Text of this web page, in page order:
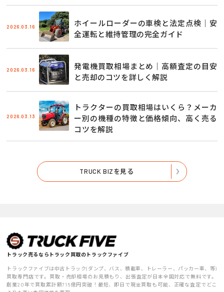
2026.03.16
ホイールローダーの車検と法定点検｜安
全運転と維持管理の完全ガイド
2026.03.16
発電機買取相場まとめ｜高額査定の目安
と売却のコツを詳しく解説
2026.03.13
トラクターの買取相場はいくら？メーカ
ー別の機種の特徴と価格傾向、高く売る
コツを解説
TRUCK BIZを見る
トラック売るならトラック買取のトラックファイブ
トラックファイブは中古トラック(ダンプ、バス、積載車、トレーラー、パッカー車、等)
買取専門店です。買取・売却相場のお見積もり、出張査定が日本全国対応で無料です。
創業20年で買取累計額715億円突破！最短、即日で現金買取も可能、正確な査定でどこ